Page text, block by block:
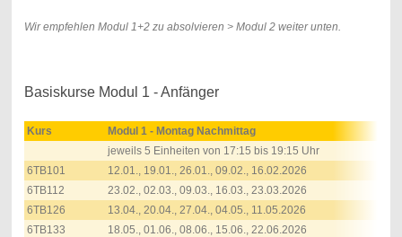
Wir empfehlen Modul 1+2 zu absolvieren > Modul 2 weiter unten.
Basiskurse Modul 1 - Anfänger
Kurs
Modul 1 - Montag Nachmittag
jeweils 5 Einheiten von 17:15 bis 19:15 Uhr
6TB101
12.01., 19.01., 26.01., 09.02., 16.02.2026
6TB112
23.02., 02.03., 09.03., 16.03., 23.03.2026
6TB126
13.04., 20.04., 27.04., 04.05., 11.05.2026
6TB133
18.05., 01.06., 08.06., 15.06., 22.06.2026